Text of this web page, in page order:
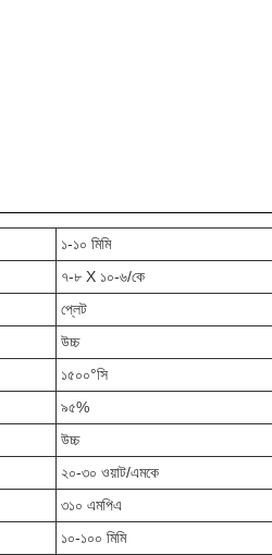
১-১০ মিমি
৭-৮ X ১০-৬/কে
প্লেট
উচ্চ
১৫০০°সি
৯৫%
উচ্চ
২০-৩০ ওয়াট/এমকে
৩১০ এমপিএ
১০-১০০ মিমি